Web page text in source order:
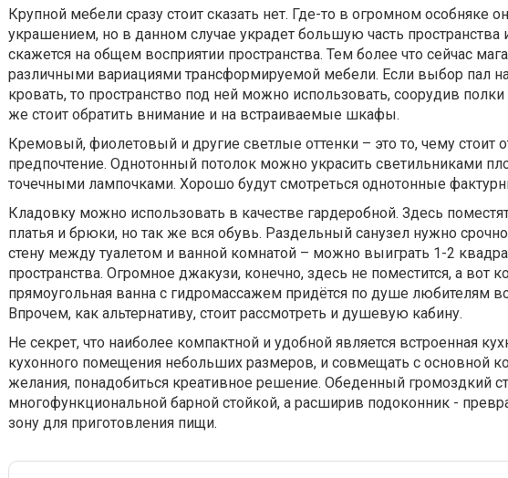
Крупной мебели сразу стоит сказать нет. Где-то в огромном особняке
украшением, но в данном случае украдет большую часть пространства
скажется на общем восприятии пространства. Тем более что сейчас
различными вариациями трансформируемой мебели. Если выбор пал
кровать, то пространство под ней можно использовать, соорудив
же стоит обратить внимание и на встраиваемые шкафы.
Кремовый, фиолетовый и другие светлые оттенки – это то, чему стоит
предпочтение. Однотонный потолок можно украсить светильниками
точечными лампочками. Хорошо будут смотреться однотонные
Кладовку можно использовать в качестве гардеробной. Здесь
платья и брюки, но так же вся обувь. Раздельный санузел нужно
стену между туалетом и ванной комнатой – можно выиграть 1-2
пространства. Огромное джакузи, конечно, здесь не поместится, а вот
прямоугольная ванна с гидромассажем придётся по душе любителям
Впрочем, как альтернативу, стоит рассмотреть и душевую кабину.
Не секрет, что наиболее компактной и удобной является встроенная
кухонного помещения небольших размеров, и совмещать с основной
желания, понадобиться креативное решение. Обеденный громоздкий
многофункциональной барной стойкой, а расширив подоконник -
зону для приготовления пищи.